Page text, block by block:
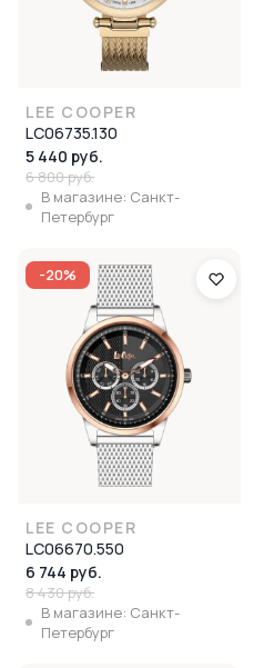
LEE COOPER
LC06735.130
5 440 руб.
6 800 руб.
В магазине: Санкт-
Петербург
-20%
LEE COOPER
LC06670.550
6 744 руб.
8 430 руб.
В магазине: Санкт-
Петербург